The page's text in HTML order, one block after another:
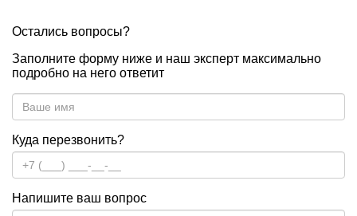
Остались вопросы?
Заполните форму ниже и наш эксперт максимально
подробно на него ответит
Куда перезвонить?
Напишите ваш вопрос